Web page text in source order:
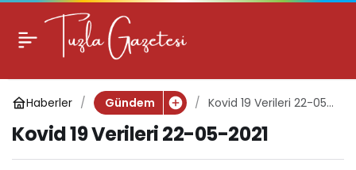
Haberler Gündem
Kovid 19 Verileri 22-05-
Kovid 19 Verileri 22-05-2021
Kovid 19 Verileri 22-05-